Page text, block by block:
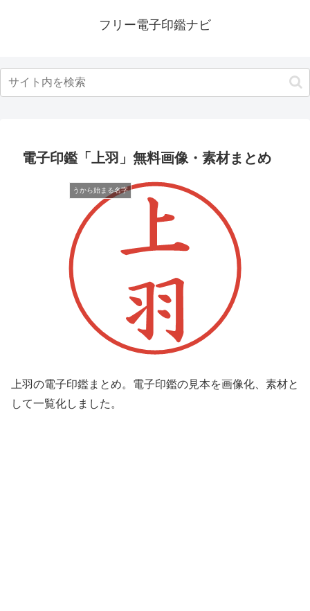
フリー電子印鑑ナビ
電子印鑑「上羽」無料画像・素材まとめ
うから始まる名字
上羽の電子印鑑まとめ。電子印鑑の見本を画像化、素材と
して一覧化しました。